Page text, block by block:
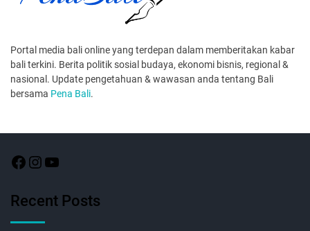
Portal media bali online yang terdepan dalam memberitakan kabar
bali terkini. Berita politik sosial budaya, ekonomi bisnis, regional &
nasional. Update pengetahuan & wawasan anda tentang Bali
bersama Pena Bali.
Recent Posts